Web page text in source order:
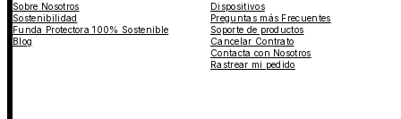
Sobre Nosotros
Sostenibilidad
Funda Protectora 100% Sostenible
Blog
Dispositivos
Preguntas más Frecuentes
Soporte de productos
Cancelar Contrato
Contacta con Nosotros
Rastrear mi pedido